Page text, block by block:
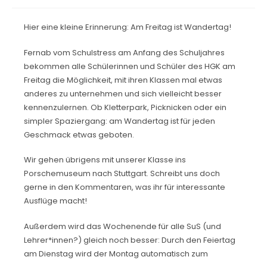
Hier eine kleine Erinnerung: Am Freitag ist Wandertag!
Fernab vom Schulstress am Anfang des Schuljahres
bekommen alle Schülerinnen und Schüler des HGK am
Freitag die Möglichkeit, mit ihren Klassen mal etwas
anderes zu unternehmen und sich vielleicht besser
kennenzulernen. Ob Kletterpark, Picknicken oder ein
simpler Spaziergang: am Wandertag ist für jeden
Geschmack etwas geboten.
Wir gehen übrigens mit unserer Klasse ins
Porschemuseum nach Stuttgart. Schreibt uns doch
gerne in den Kommentaren, was ihr für interessante
Ausflüge macht!
Außerdem wird das Wochenende für alle SuS (und
Lehrer*innen?) gleich noch besser: Durch den Feiertag
am Dienstag wird der Montag automatisch zum